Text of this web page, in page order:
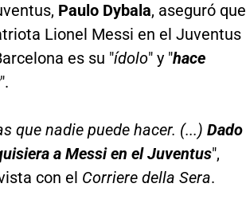
Paulo Dybala, aseguró que
Lionel Messi en el Juventus
es su "ídolo" y "hace
".
que nadie puede hacer. (...) Dado
a Messi en el Juventus",
con el Corriere della Sera.